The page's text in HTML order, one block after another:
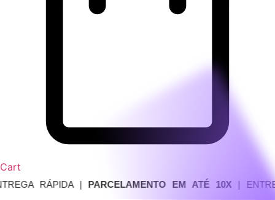
Cart
RÁPIDA |PARCELAMENTO EM ATÉ 10X |